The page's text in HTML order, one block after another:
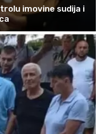
imovine sudija i